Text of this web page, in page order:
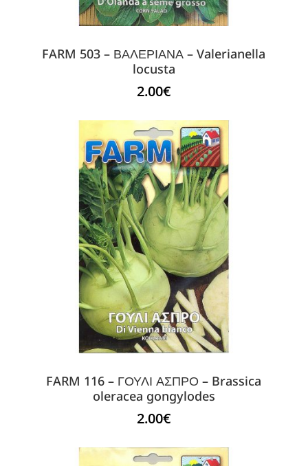
FARM 503 – ΒΑΛΕΡΙΑΝΑ – Valerianella
locusta
2.00€
FARM 116 – ΓΟΥΛΙ ΑΣΠΡΟ – Brassica
oleracea gongylodes
2.00€